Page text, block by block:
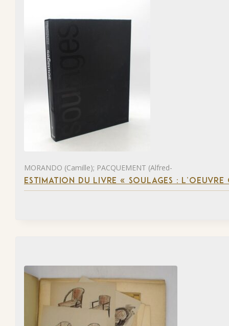
MORANDO (Camille); PACQUEMENT (Alfred-
ESTIMATION DU LIVRE « SOULAGES :